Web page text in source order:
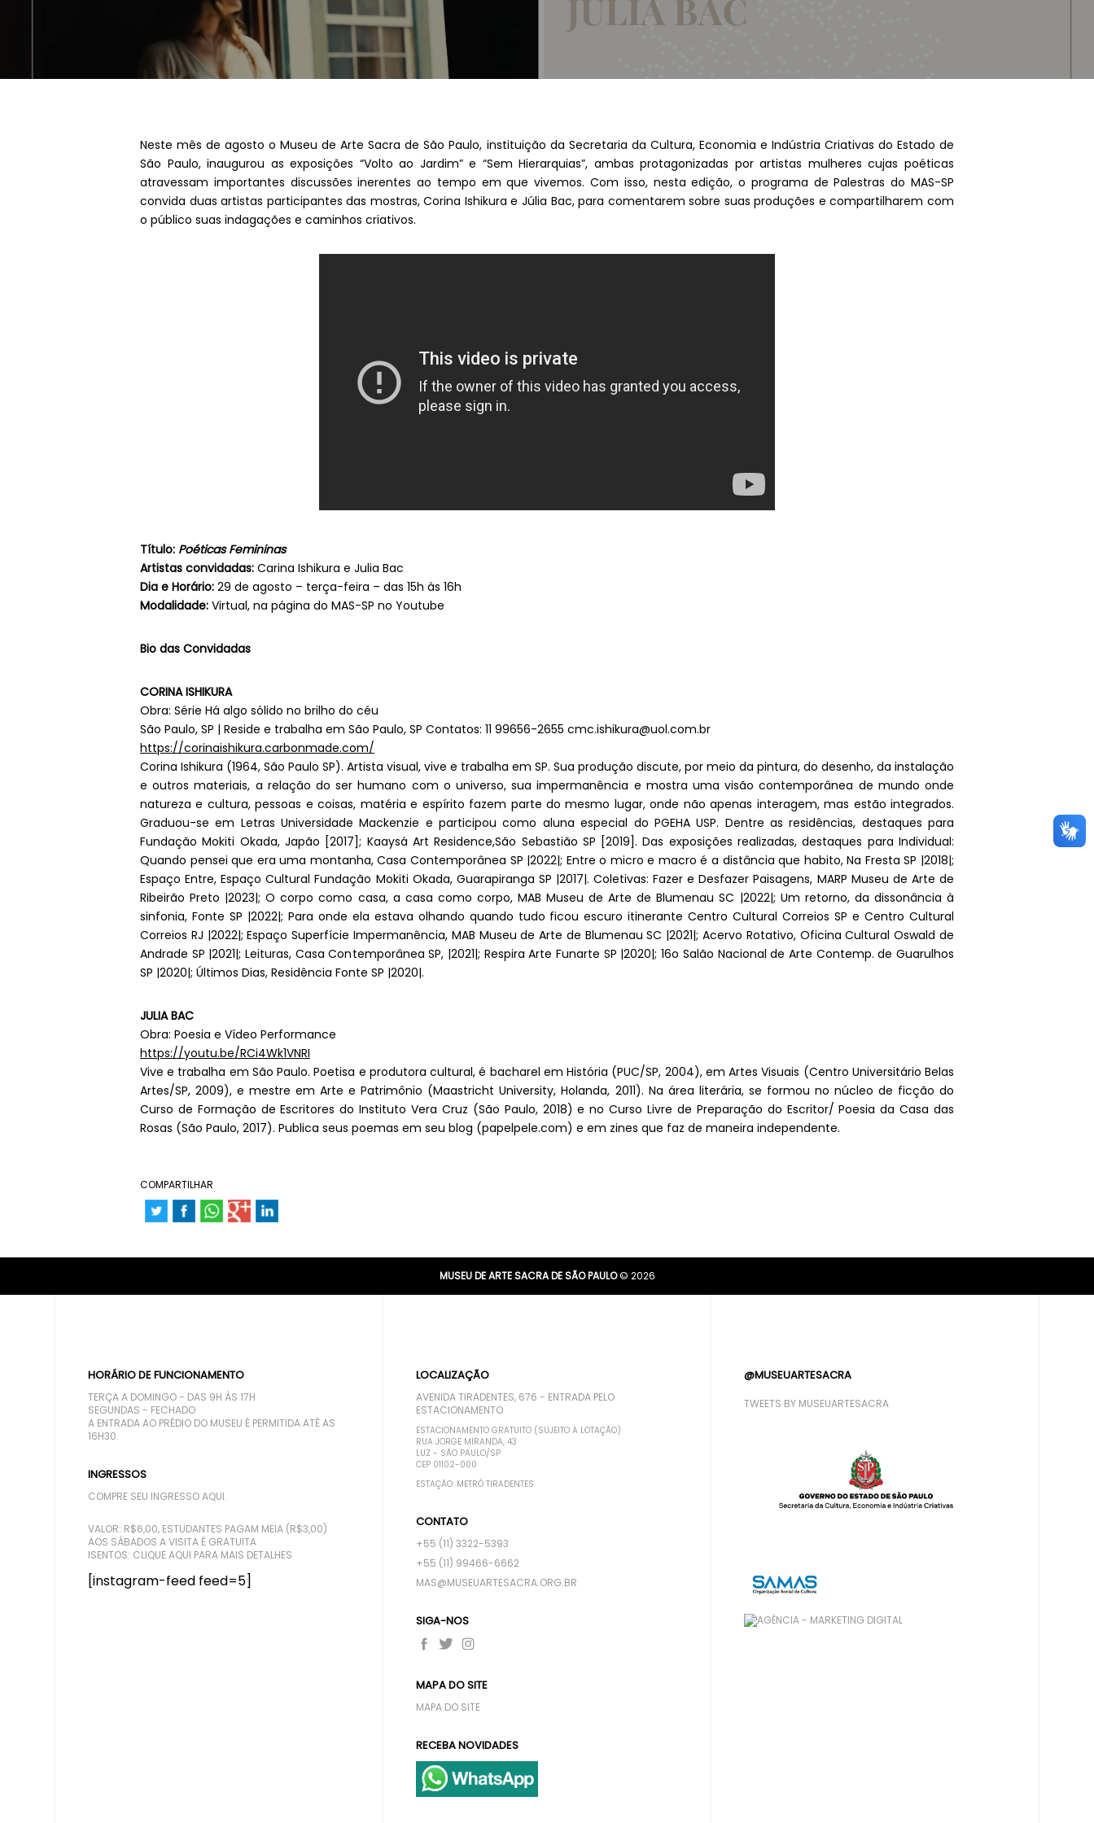
Neste mês de agosto o Museu de Arte Sacra de São Paulo, instituição da Secretaria da Cultura, Economia e Indústria Criativas do Estado de
São Paulo, inaugurou as exposições “Volto ao Jardim” e “Sem Hierarquias”, ambas protagonizadas por artistas mulheres cujas poéticas
atravessam importantes discussões inerentes ao tempo em que vivemos. Com isso, nesta edição, o programa de Palestras do MAS-SP
convida duas artistas participantes das mostras, Corina Ishikura e Júlia Bac, para comentarem sobre suas produções e compartilharem com
o público suas indagações e caminhos criativos.
Título: Poéticas Femininas
Artistas convidadas: Carina Ishikura e Julia Bac
Dia e Horário: 29 de agosto – terça-feira – das 15h às 16h
Modalidade: Virtual, na página do MAS-SP no Youtube
Bio das Convidadas
CORINA ISHIKURA
Obra: Série Há algo sólido no brilho do céu
São Paulo, SP | Reside e trabalha em São Paulo, SP Contatos: 11 99656-2655 cmc.ishikura@uol.com.br
https://corinaishikura.carbonmade.com/
Corina Ishikura (1964, São Paulo SP). Artista visual, vive e trabalha em SP. Sua produção discute, por meio da pintura, do desenho, da instalação
e outros materiais, a relação do ser humano com o universo, sua impermanência e mostra uma visão contemporânea de mundo onde
natureza e cultura, pessoas e coisas, matéria e espírito fazem parte do mesmo lugar, onde não apenas interagem, mas estão integrados.
Graduou-se em Letras Universidade Mackenzie e participou como aluna especial do PGEHA USP. Dentre as residências, destaques para
Fundação Mokiti Okada, Japão [2017]; Kaaysá Art Residence,São Sebastião SP [2019]. Das exposições realizadas, destaques para Individual:
Quando pensei que era uma montanha, Casa Contemporânea SP |2022|; Entre o micro e macro é a distância que habito, Na Fresta SP |2018|;
Espaço Entre, Espaço Cultural Fundação Mokiti Okada, Guarapiranga SP |2017|. Coletivas: Fazer e Desfazer Paisagens, MARP Museu de Arte de
Ribeirão Preto |2023|; O corpo como casa, a casa como corpo, MAB Museu de Arte de Blumenau SC |2022|; Um retorno, da dissonância à
sinfonia, Fonte SP |2022|; Para onde ela estava olhando quando tudo ficou escuro itinerante Centro Cultural Correios SP e Centro Cultural
Correios RJ |2022|; Espaço Superfície Impermanência, MAB Museu de Arte de Blumenau SC |2021|; Acervo Rotativo, Oficina Cultural Oswald de
Andrade SP |2021|; Leituras, Casa Contemporânea SP, |2021|; Respira Arte Funarte SP |2020|; 16o Salão Nacional de Arte Contemp. de Guarulhos
SP |2020|; Últimos Dias, Residência Fonte SP |2020|.
JULIA BAC
Obra: Poesia e Vídeo Performance
https://youtu.be/RCi4Wk1VNRI
Vive e trabalha em São Paulo. Poetisa e produtora cultural, é bacharel em História (PUC/SP, 2004), em Artes Visuais (Centro Universitário Belas
Artes/SP, 2009), e mestre em Arte e Patrimônio (Maastricht University, Holanda, 2011). Na área literária, se formou no núcleo de ficção do
Curso de Formação de Escritores do Instituto Vera Cruz (São Paulo, 2018) e no Curso Livre de Preparação do Escritor/ Poesia da Casa das
Rosas (São Paulo, 2017). Publica seus poemas em seu blog (papelpele.com) e em zines que faz de maneira independente.
COMPARTILHAR
MUSEU DE ARTE SACRA DE SÃO PAULO© 2026
HORÁRIO DE FUNCIONAMENTO
TERÇA A DOMINGO - DAS 9H ÀS 17H
SEGUNDAS - FECHADO
A ENTRADA AO PRÉDIO DO MUSEU É PERMITIDA ATÉ AS
16H30.
INGRESSOS
COMPRE SEU INGRESSO AQUI.
VALOR: R$6,00, ESTUDANTES PAGAM MEIA (R$3,00)
AOS SÁBADOS A VISITA É GRATUITA
ISENTOS: CLIQUE AQUI PARA MAIS DETALHES
[instagram-feed feed=5]
LOCALIZAÇÃO
AVENIDA TIRADENTES, 676 - ENTRADA PELO
ESTACIONAMENTO
ESTACIONAMENTO GRATUITO (SUJEITO A LOTAÇÃO)
RUA JORGE MIRANDA, 43
LUZ - SÃO PAULO/SP
CEP 01102-000
ESTAÇÃO: METRÔ TIRADENTES
CONTATO
+55 (11) 3322-5393
+55 (11) 99466-6662
MAS@MUSEUARTESACRA.ORG.BR
SIGA-NOS
MAPA DO SITE
MAPA DO SITE
RECEBA NOVIDADES
@MUSEUARTESACRA
TWEETS BY MUSEUARTESACRA